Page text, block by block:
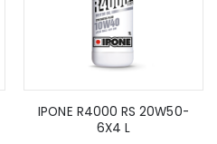
IPONE R4000 RS 20W50-
6X4 L